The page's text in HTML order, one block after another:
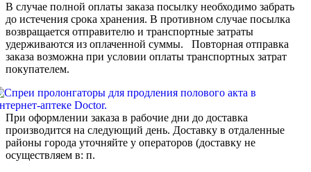
В случае полной оплаты заказа посылку необходимо забрать
до истечения срока хранения. В противном случае посылка
возвращается отправителю и транспортные затраты
удерживаются из оплаченной суммы. Повторная отправка
заказа возможна при условии оплаты транспортных затрат
покупателем.
При оформлении заказа в рабочие дни до доставка
производится на следующий день. Доставку в отдаленные
районы города уточняйте у операторов (доставку не
осуществляем в: п.